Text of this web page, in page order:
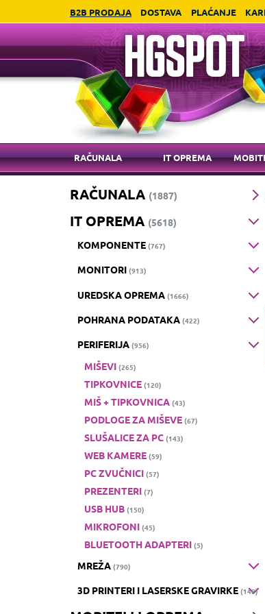
B2B PRODAJA DOSTAVA PLAĆANJE
RAČUNALA IT OPREMA
RAČUNALA (1887)
IT OPREMA (5618)
KOMPONENTE (767)
MONITORI (913)
UREDSKA OPREMA (1666)
POHRANA PODATAKA (422)
PERIFERIJA (956)
MIŠEVI(265)
TIPKOVNICE(120)
MIŠ + TIPKOVNICA(43)
PODLOGE ZA MIŠEVE(67)
SLUŠALICE ZA PC(143)
WEB KAMERE(59)
PC ZVUČNICI(57)
PREZENTERI(7)
USB HUB(150)
MIKROFONI(45)
BLUETOOTH ADAPTERI(5)
MREŽA (790)
3D PRINTERI I LASERSKE GRAVIRKE (148)